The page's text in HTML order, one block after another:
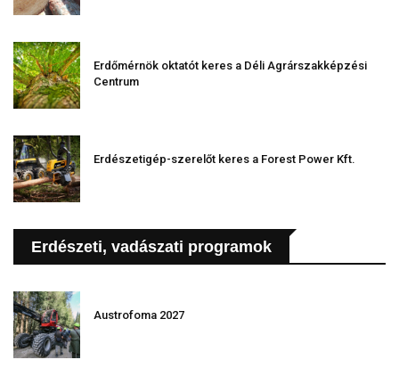
Erdőmérnök oktatót keres a Déli Agrárszakképzési
Centrum
Erdészetigép-szerelőt keres a Forest Power Kft.
Erdészeti, vadászati programok
Austrofoma 2027